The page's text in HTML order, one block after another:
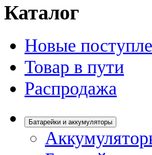
Каталог
Новые
Товар в пути
Распродажа
Батарейки и аккумуляторы